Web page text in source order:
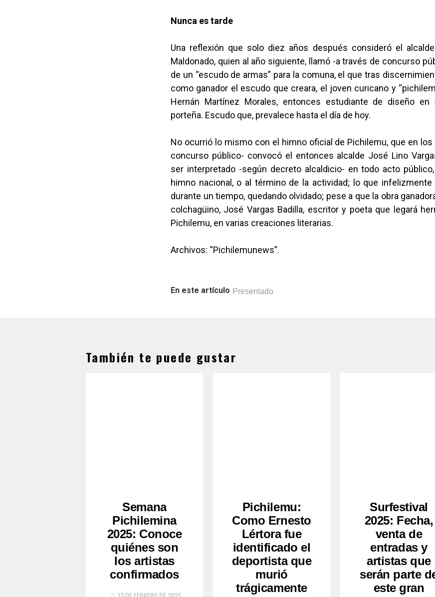
Nunca es tarde
Una reflexión que solo diez años después consideró el
Maldonado, quien al año siguiente, llamó -a través de concurso
de un “escudo de armas” para la comuna, el que tras
como ganador el escudo que creara, el joven curicano y
Hernán Martínez Morales, entonces estudiante de diseño en
porteña. Escudo que, prevalece hasta el día de hoy.
No ocurrió lo mismo con el himno oficial de Pichilemu, que en los
concurso público- convocó el entonces alcalde José Lino
ser interpretado -según decreto alcaldicio- en todo acto
himno nacional, o al término de la actividad; lo que
durante un tiempo, quedando olvidado; pese a que la obra
colchagüino, José Vargas Badilla, escritor y poeta que legará
Pichilemu, en varias creaciones literarias.
Archivos: “Pichilemunews”.
En este artículo Presentado
También te puede gustar
Semana
Pichilemina
2025: Conoce
quiénes son
los artistas
confirmados
Pichilemu:
Como Ernesto
Lértora fue
identificado el
deportista que
murió
trágicamente
Surfestival
2025: Fecha,
venta de
entradas y
artistas que
serán parte
este gran